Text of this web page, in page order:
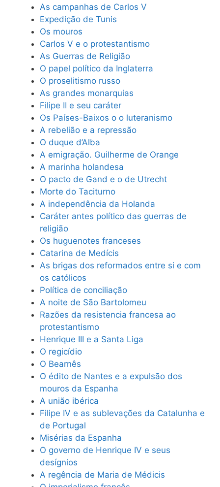
As campanhas de Carlos V
Expedição de Tunis
Os mouros
Carlos V e o protestantismo
As Guerras de Religião
O papel político da Inglaterra
O proselitismo russo
As grandes monarquias
Filipe II e seu caráter
Os Países-Baixos o o luteranismo
A rebelião e a repressão
O duque d’Alba
A emigração. Guilherme de Orange
A marinha holandesa
O pacto de Gand e o de Utrecht
Morte do Taciturno
A independência da Holanda
Caráter antes político das guerras de
religião
Os huguenotes franceses
Catarina de Medícis
As brigas dos reformados entre si e com
os católicos
Política de conciliação
A noite de São Bartolomeu
Razões da resistencia francesa ao
protestantismo
Henrique III e a Santa Liga
O regicídio
O Bearnês
O édito de Nantes e a expulsão dos
mouros da Espanha
A união ibérica
Filipe IV e as sublevações da Catalunha e
de Portugal
Misérias da Espanha
O governo de Henrique IV e seus
desígnios
A regência de Maria de Médicis